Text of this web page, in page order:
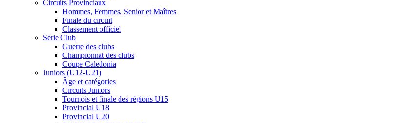
Circuits Provinciaux
Hommes, Femmes, Senior et Maîtres
Finale du circuit
Classement officiel
Série Club
Guerre des clubs
Championnat des clubs
Coupe Caledonia
Juniors (U12-U21)
Âge et catégories
Circuits Juniors
Tournois et finale des régions U15
Provincial U18
Provincial U20